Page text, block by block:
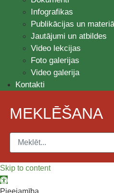
Infografikas
Publikācijas un
Jautājumi un atbildes
Video lekcijas
Foto galerijas
Video galerija
Kontakti
MEKLĒŠANA
Skip to content
Open toolbar
Pieejamība